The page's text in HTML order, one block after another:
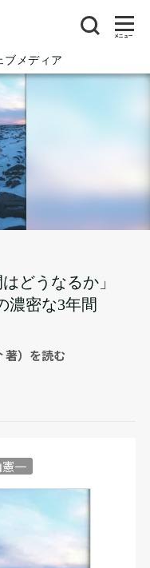
ブメディア
メニュー
どうなるか」
濃密な3年間
著）を読む
憲一